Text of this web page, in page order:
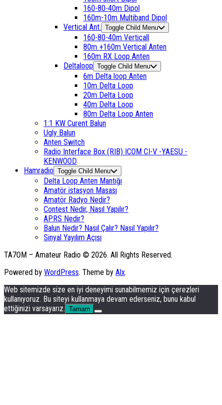
160-80-40m Dipol
160m-10m Multiband Dipol
Vertical Ant. Toggle Child Menu
160-80-40m Verticall
80m +160m Vertical Anten
160m RX Loop Anten
Deltaloop Toggle Child Menu
6m Delta loop Anten
10m Delta Loop
20m Delta Loop
40m Delta Loop
80m Delta Loop Anten
1:1 KW Curent Balun
Ugly Balun
Anten Switch
Radio Interface Box (RIB) ICOM CI-V -YAESU -
KENWOOD
Hamradio Toggle Child Menu
Delta Loop Anten Mantığı
Amatör istasyon Masası
Amatör Radyo Nedir?
Contest Nedir, Nasıl Yapılır?
APRS Nedir?
Balun Nedir? Nasıl Çalır? Nasıl Yapılır?
Sinyal Yayılım Açısı
TA7OM – Amateur Radio © 2026. All Rights Reserved.
Powered by WordPress. Theme by Alx.
Web sitemizde size en iyi deneyimi sunabilmemiz için çerezleri
kullanıyoruz. Bu siteyi kullanmaya devam ederseniz, bunu kabul
ettiğinizi varsayarız. Tamam